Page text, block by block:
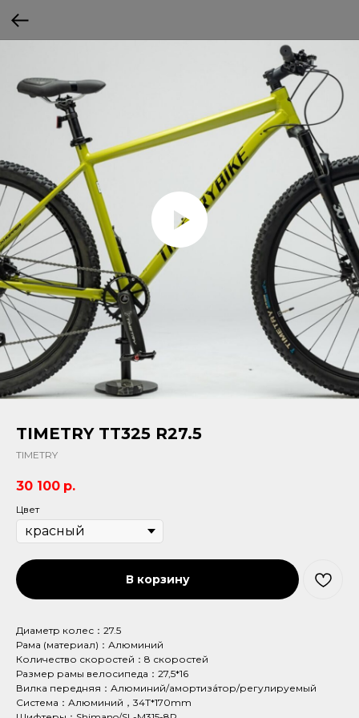
TIMETRY TT325 R27.5
TIMETRY
30 100 р.
Цвет
В корзину
Диаметр колес：27.5
Рама (материал)：Алюминий
Количество скоростей：8 скоростей
Размер рамы велосипеда：27,5*16
Вилка передняя：Алюминий/амортиза́тор/регулируемый
Система：Алюминий，34T*170mm